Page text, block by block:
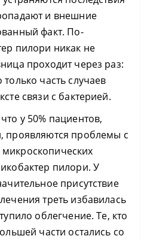
и внешние
факт. По-
пилори никак не
проходит через раз:
часть случаев
связи с бактерией.
у 50% пациентов,
проявляются проблемы с
пилори. У
присутствие
треть избавилась
облегчение. Те, кто
части остались со